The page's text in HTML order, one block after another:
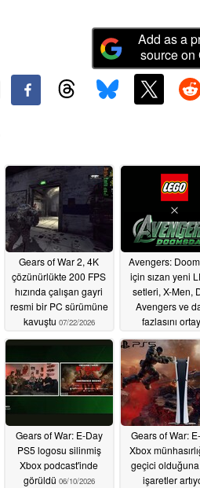
Add as a
source on
Gears of War 2, 4K
çözünürlükte 200 FPS
hızında çalışan gayri
resmi bir PC sürümüne
kavuştu 07/22/2026
Avengers:
için sızan yeni
setleri, X-Men,
Avengers ve
fazlasını
07/17/
Gears of War: E-Day
PS5 logosu silinmiş
Xbox podcast'inde
görüldü 06/10/2026
Gears of War:
Xbox
geçici
işaretler